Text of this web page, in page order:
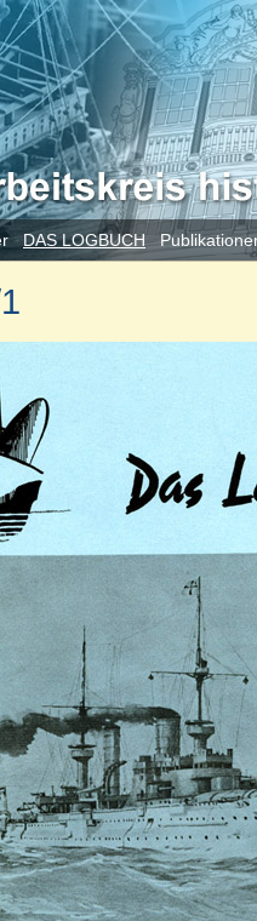
DAS LOGBUCH